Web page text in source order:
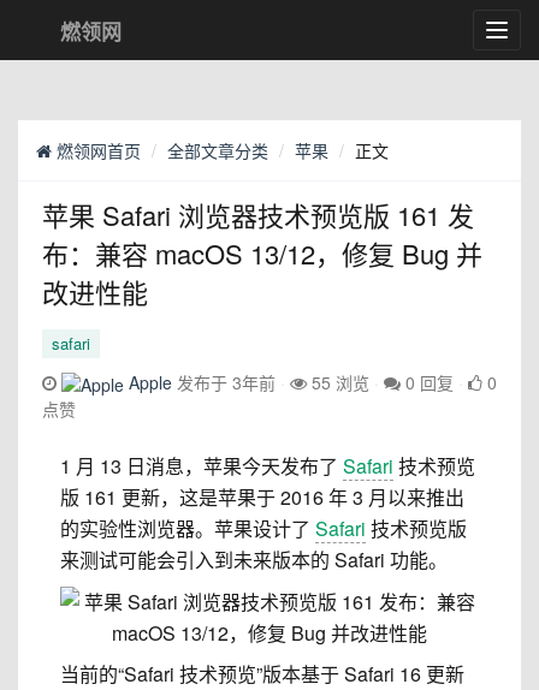
燃领网
燃领网首页 全部文章分类 苹果 正文
苹果 Safari 浏览器技术预览版 161 发
布：兼容 macOS 13/12，修复 Bug 并
改进性能
safari
Apple 发布于 3年前 55 浏览 0 回复
0
点赞
1 月 13 日消息，苹果今天发布了 Safari 技术预览
版 161 更新，这是苹果于 2016 年 3 月以来推出
的实验性浏览器。苹果设计了 Safari 技术预览版
来测试可能会引入到未来版本的 Safari 功能。
当前的“Safari 技术预览”版本基于 Safari 16 更新